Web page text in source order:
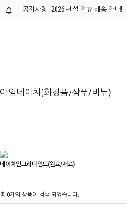
공지사항 2026년 설 연휴 배송 안내!
아임네이처(화장품/샴푸/비누)
네이처인그리디언트(원료/재료)
총 0개의 상품이 검색 되었습니다.